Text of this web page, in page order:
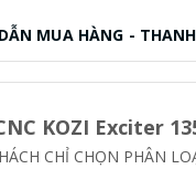
MUA HÀNG -
KOZI Exciter
CHỈ CHỌN PHÂN